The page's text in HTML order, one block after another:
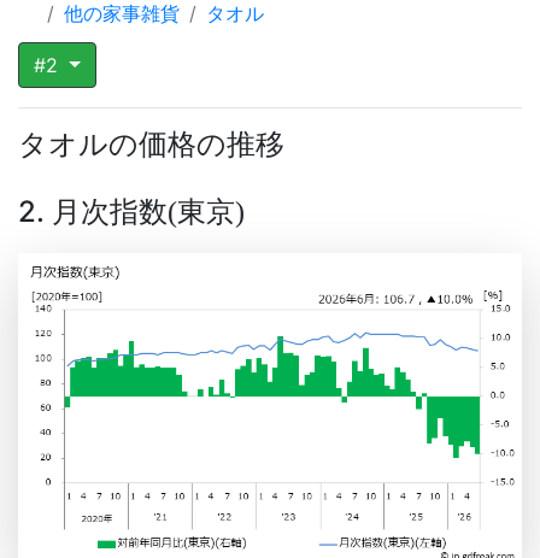
他の家事雑貨
タオル
#2
タオルの価格の推移
2. 月次指数(東京)